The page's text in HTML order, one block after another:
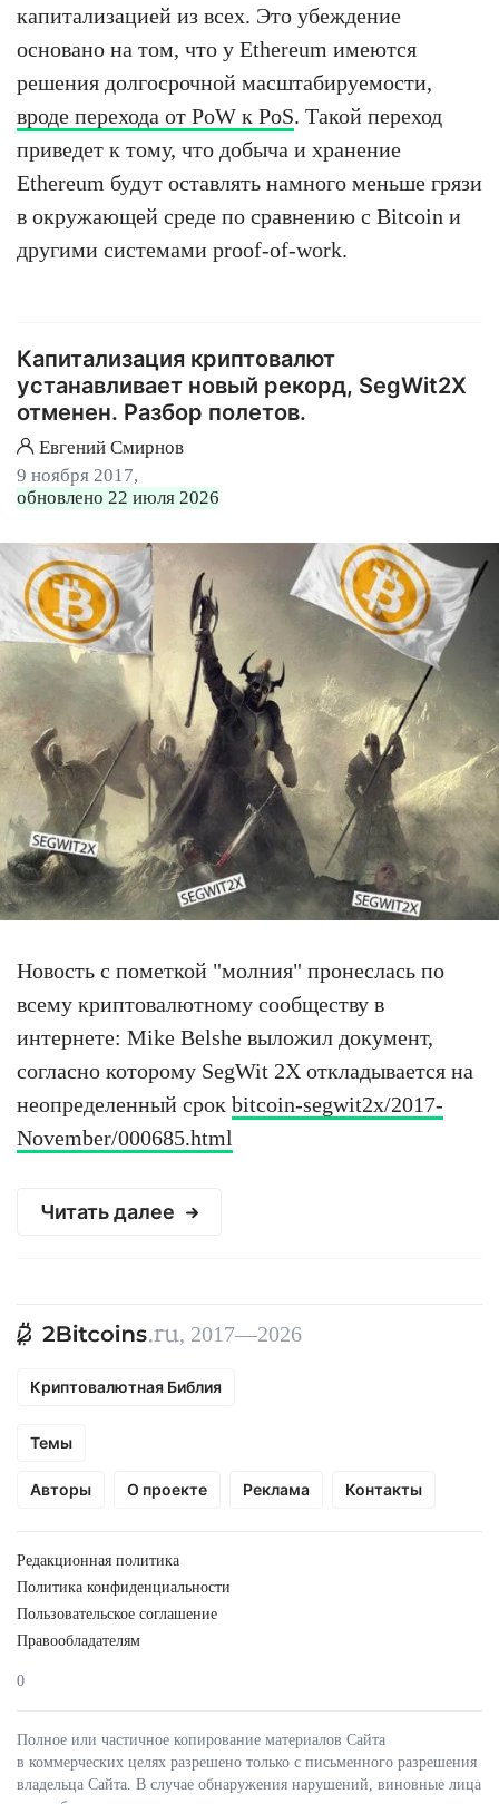
капитализацией из всех. Это убеждение
основано на том, что у Ethereum имеются
решения долгосрочной масштабируемости,
вроде перехода от PoW к PoS. Такой переход
приведет к тому, что добыча и хранение
Ethereum будут оставлять намного меньше грязи
в окружающей среде по сравнению с Bitcoin и
другими системами proof-of-work.
Капитализация криптовалют
устанавливает новый рекорд, SegWit2X
отменен. Разбор полетов.
Евгений Смирнов
9 ноября 2017,
обновлено 22 июля 2026
Новость с пометкой "молния" пронеслась по
всему криптовалютному сообществу в
интернете: Mike Belshe выложил документ,
согласно которому SegWit 2X откладывается на
неопределенный срок bitcoin-segwit2x/2017-
November/000685.html
Читать далее
, 2017—2026
Криптовалютная Библия
Темы
Авторы О проекте Реклама Контакты
Редакционная политика
Политика конфиденциальности
Пользовательское соглашение
Правообладателям
0
Полное или частичное копирование материалов Сайта
в коммерческих целях разрешено только с письменного разрешения
владельца Сайта. В случае обнаружения нарушений, виновные лица